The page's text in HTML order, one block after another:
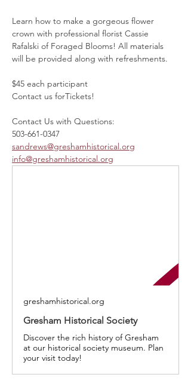
Learn how to make a gorgeous flower
crown with professional florist Cassie
Rafalski of Foraged Blooms! All materials
will be provided along with refreshments.
$45 each participant
Contact us forTickets!
Contact Us with Questions:
503-661-0347
sandrews@greshamhistorical.org
info@greshamhistorical.org
greshamhistorical.org
Gresham Historical Society
Discover the rich history of Gresham
at our historical society museum. Plan
your visit today!